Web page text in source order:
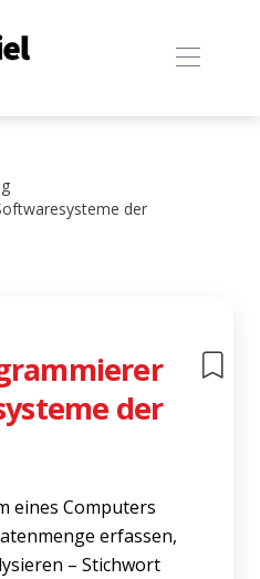
der
der
eines Computers
erfassen,
– Stichwort